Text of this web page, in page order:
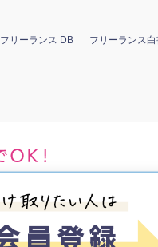
フリーランス DB フリーランス